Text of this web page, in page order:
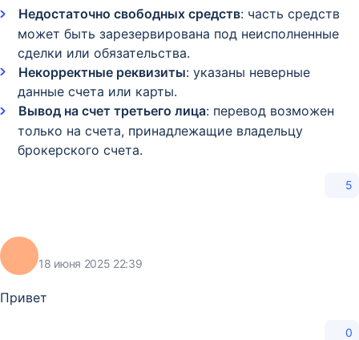
Недостаточно свободных средств: часть средств
может быть зарезервирована под неисполненные
сделки или обязательства.​
Некорректные реквизиты: указаны неверные
данные счета или карты.​
Вывод на счет третьего лица: перевод возможен
только на счета, принадлежащие владельцу
брокерского счета.
5
18 июня 2025 22:39
Привет
0